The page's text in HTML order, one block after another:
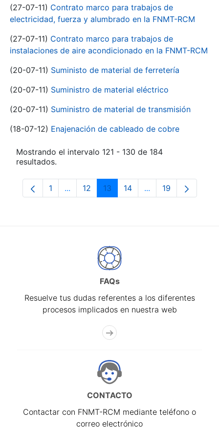
(27-07-11) Contrato marco para trabajos de
electricidad, fuerza y alumbrado en la FNMT-RCM
(27-07-11) Contrato marco para trabajos de
instalaciones de aire acondicionado en la FNMT-RCM
(20-07-11) Suministo de material de ferretería
(20-07-11) Suministro de material eléctrico
(20-07-11) Suministro de material de transmisión
(18-07-12) Enajenación de cableado de cobre
Mostrando el intervalo 121 - 130 de 184
resultados.
Página
1 ...Páginas intermedias Use TAB para
Página
12 Página
13 Página
14 ...PáginasPágina
19
FAQs
Resuelve tus dudas referentes a los diferentes
procesos implicados en nuestra web
CONTACTO
Contactar con FNMT-RCM mediante teléfono o
correo electrónico